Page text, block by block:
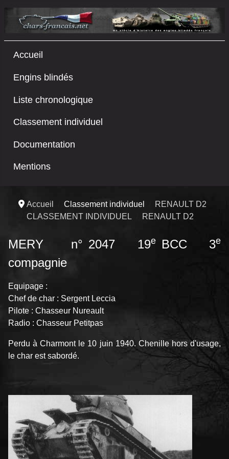
Accueil
Engins blindés
Liste chronologique
Classement individuel
Documentation
Mentions
Accueil Classement individuel
RENAULT D2
CLASSEMENT INDIVIDUEL
RENAULT D2
MERY n° 2047 19eBCC 3e
compagnie
Equipage :
Chef de char : Sergent Leccia
Pilote : Chasseur Nureault
Radio : Chasseur Petitpas
Perdu à Charmont le 10 juin 1940. Chenille hors d'usage,
le char est sabordé.